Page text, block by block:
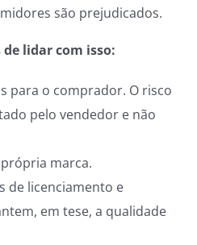
são prejudicados.
lidar com isso:
para o comprador. O risco
pelo vendedor e não
marca.
de licenciamento e
em tese, a qualidade